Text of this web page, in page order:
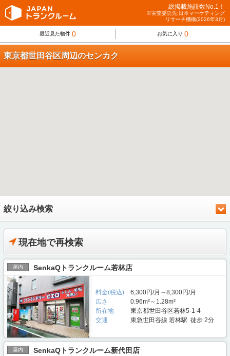
総掲載施設数No.1！
※実査委託先:日本マーケティング
リサーチ機構(2026年3月)
最近見た物件 0 お気に入り 0
東京都世田谷区周辺のセンカク
絞り込み検索
現在地で再検索
屋内 SenkaQトランクルーム若林店
料金(税込)
6,300円/月～8,300円/月
広さ
0.96m²～1.28m²
所在地
東京都世田谷区若林5-1-4
交通
東急世田谷線 若林駅 徒歩 2分
屋内 SenkaQトランクルーム新代田店